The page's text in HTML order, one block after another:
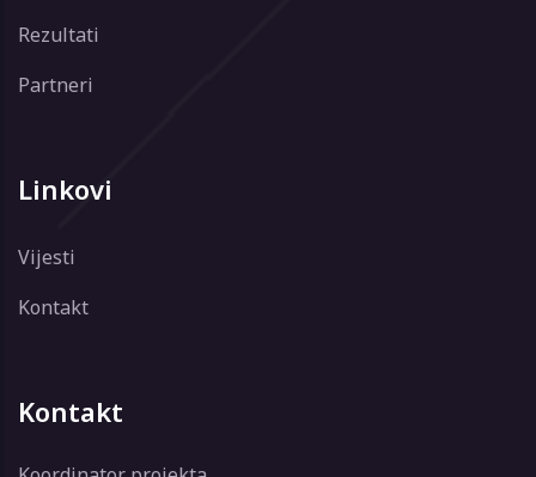
Rezultati
Partneri
Linkovi
Vijesti
Kontakt
Kontakt